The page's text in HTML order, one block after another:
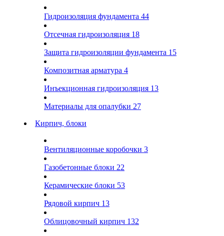
Гидроизоляция фундамента 44
Отсечная гидроизоляция 18
Защита гидроизоляции фундамента 15
Композитная арматура 4
Инъекционная гидроизоляция 13
Материалы для опалубки 27
Кирпич, блоки
Вентиляционные коробочки 3
Газобетонные блоки 22
Керамические блоки 53
Рядовой кирпич 13
Облицовочный кирпич 132